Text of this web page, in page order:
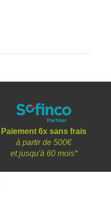
Paiement 6x sans frais
à partir de 500€
etjusqu'à 60 mois*